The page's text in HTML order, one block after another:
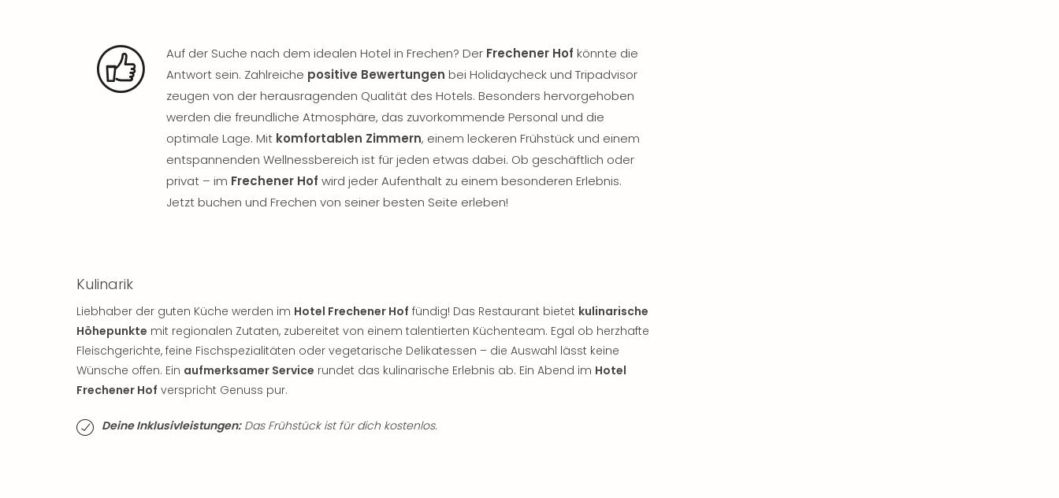
Auf der Suche nach dem idealen Hotel in Frechen? Der Frechener Hof könnte die
Antwort sein. Zahlreiche positive Bewertungen bei Holidaycheck und Tripadvisor
zeugen von der herausragenden Qualität des Hotels. Besonders hervorgehoben
werden die freundliche Atmosphäre, das zuvorkommende Personal und die
optimale Lage. Mit komfortablen Zimmern, einem leckeren Frühstück und einem
entspannenden Wellnessbereich ist für jeden etwas dabei. Ob geschäftlich oder
privat – im Frechener Hof wird jeder Aufenthalt zu einem besonderen Erlebnis.
Jetzt buchen und Frechen von seiner besten Seite erleben!
Kulinarik
Liebhaber der guten Küche werden im Hotel Frechener Hof fündig! Das Restaurant bietet kulinarische
Höhepunkte mit regionalen Zutaten, zubereitet von einem talentierten Küchenteam. Egal ob herzhafte
Fleischgerichte, feine Fischspezialitäten oder vegetarische Delikatessen – die Auswahl lässt keine
Wünsche offen. Ein aufmerksamer Service rundet das kulinarische Erlebnis ab. Ein Abend im Hotel
Frechener Hof verspricht Genuss pur.
Deine Inklusivleistungen:Das Frühstück ist für dich kostenlos.